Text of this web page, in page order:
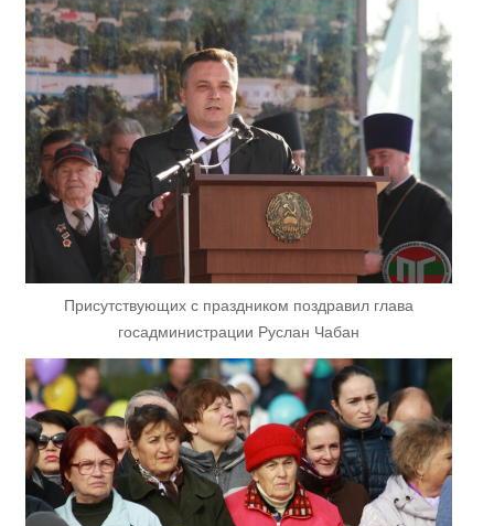
Присутствующих с праздником поздравил глава
госадминистрации Руслан Чабан